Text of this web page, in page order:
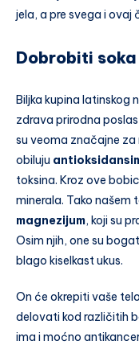
jela, a pre svega i ovaj
Dobrobiti
Biljka kupina latinskog
zdrava prirodna
su veoma značajne za
obiluju
toksina. Kroz ove
minerala. Tako našem
magnezijum, koji su
Osim njih, one su
blago kiselkast ukus.
On će okrepiti vaše
delovati kod različitih
ima i moćno